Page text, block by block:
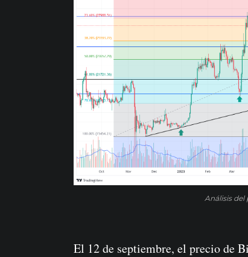
Análisis del
El 12 de septiembre, el precio de